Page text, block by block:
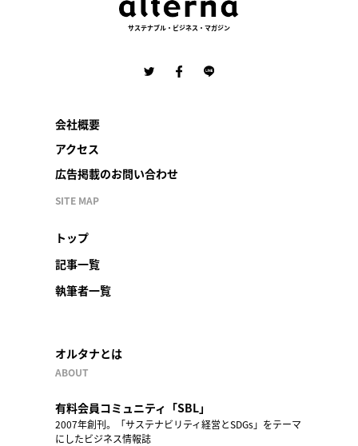
サステナブル・ビジネス・マガジン
会社概要
アクセス
広告掲載のお問い合わせ
SITE MAP
トップ
記事一覧
執筆者一覧
オルタナとは
ABOUT
有料会員コミュニティ「SBL」
2007年創刊。「サステナビリティ経営とSDGs」をテーマ
にしたビジネス情報誌